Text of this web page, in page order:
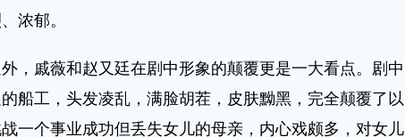
浓郁。
戚薇和赵又廷在剧中形象的颠覆更是一大看点。剧中
船工，头发凌乱，满脸胡茬，皮肤黝黑，完全颠覆了以
一个事业成功但丢失女儿的母亲，内心戏颇多，对女儿